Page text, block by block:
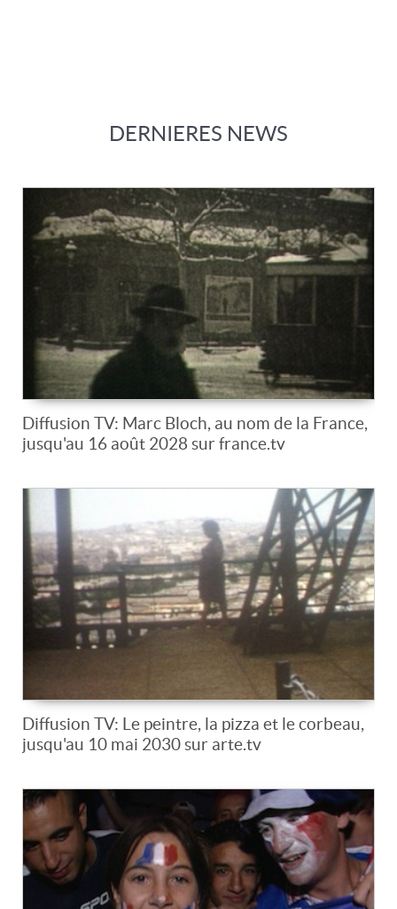
DERNIERES NEWS
Diffusion TV: Marc Bloch, au nom de la France,
jusqu'au 16 août 2028 sur france.tv
Diffusion TV: Le peintre, la pizza et le corbeau,
jusqu'au 10 mai 2030 sur arte.tv